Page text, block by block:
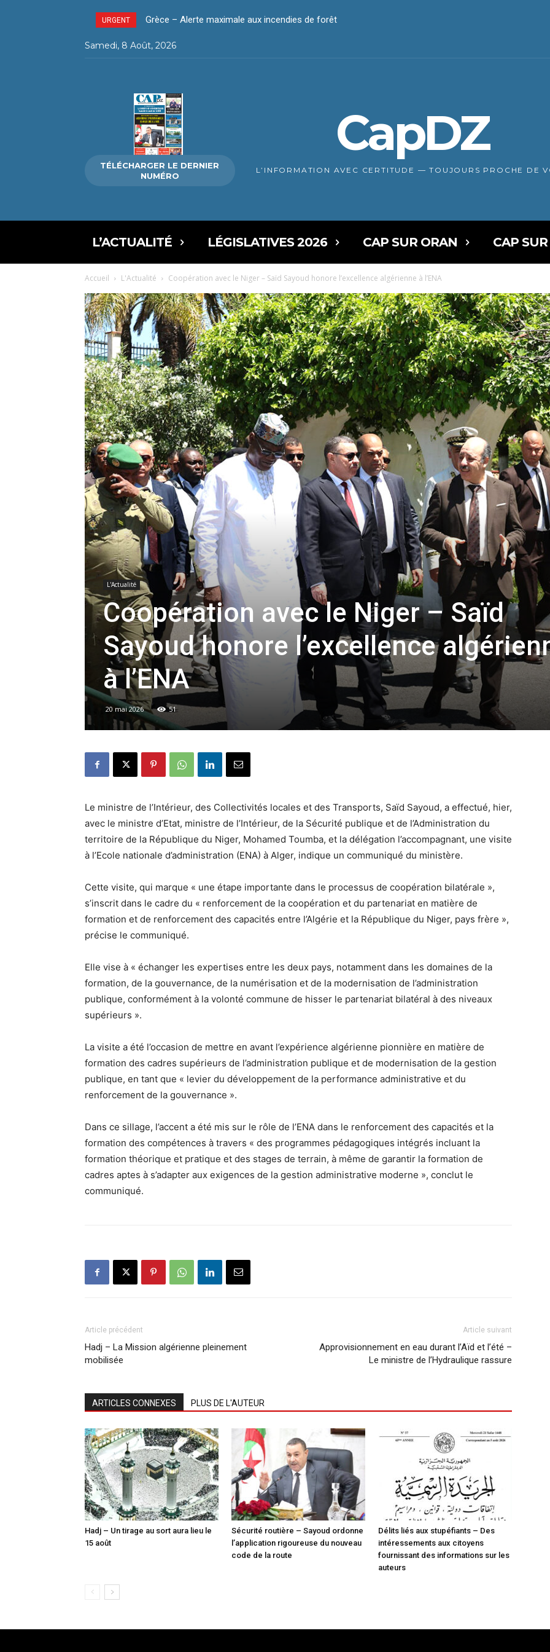
URGENT Tchad – 13 morts et près de 240 cas de choléra
Samedi, 8 Août, 2026
TÉLÉCHARGER LE DERNIER
NUMÉRO
CapDZ
L’INFORMATION AVEC CERTITUDE — TOUJOURS PROCHE DE
L’ACTUALITÉ LÉGISLATIVES 2026 CAP SUR ORAN CAP
Accueil L'Actualité Coopération avec le Niger – Saïd Sayoud honore l’excellence algérienne à l’ENA
L'Actualité
Coopération avec le Niger – Saïd
Sayoud honore l’excellence
à l’ENA
20 mai 2026 51
Le ministre de l’Intérieur, des Collectivités locales et des Transports, Saïd Sayoud, a effectué, hier,
avec le ministre d’Etat, ministre de l’Intérieur, de la Sécurité publique et de l’Administration du
territoire de la République du Niger, Mohamed Toumba, et la délégation l’accompagnant, une visite
à l’Ecole nationale d’administration (ENA) à Alger, indique un communiqué du ministère.
Cette visite, qui marque « une étape importante dans le processus de coopération bilatérale »,
s’inscrit dans le cadre du « renforcement de la coopération et du partenariat en matière de
formation et de renforcement des capacités entre l’Algérie et la République du Niger, pays frère »,
précise le communiqué.
Elle vise à « échanger les expertises entre les deux pays, notamment dans les domaines de la
formation, de la gouvernance, de la numérisation et de la modernisation de l’administration
publique, conformément à la volonté commune de hisser le partenariat bilatéral à des niveaux
supérieurs ».
La visite a été l’occasion de mettre en avant l’expérience algérienne pionnière en matière de
formation des cadres supérieurs de l’administration publique et de modernisation de la gestion
publique, en tant que « levier du développement de la performance administrative et du
renforcement de la gouvernance ».
Dans ce sillage, l’accent a été mis sur le rôle de l’ENA dans le renforcement des capacités et la
formation des compétences à travers « des programmes pédagogiques intégrés incluant la
formation théorique et pratique et des stages de terrain, à même de garantir la formation de
cadres aptes à s’adapter aux exigences de la gestion administrative moderne », conclut le
communiqué.
Article précédent
Hadj – La Mission algérienne pleinement
mobilisée
Article suivant
Approvisionnement en eau durant l’Aïd et l’été –
Le ministre de l’Hydraulique rassure
ARTICLES CONNEXES PLUS DE L'AUTEUR
Hadj – Un tirage au sort aura lieu le
15 août
Sécurité routière – Sayoud ordonne
l’application rigoureuse du nouveau
code de la route
Délits liés aux stupéfiants – Des
intéressements aux citoyens
fournissant des informations sur les
auteurs